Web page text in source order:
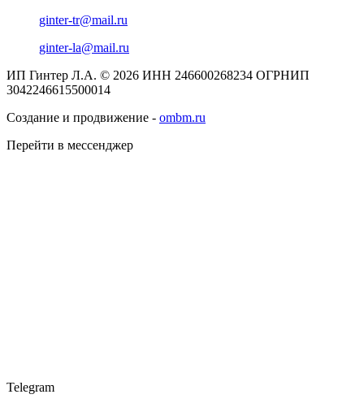
ginter-tr@mail.ru
ginter-la@mail.ru
ИП Гинтер Л.А. © 2026 ИНН 246600268234 ОГРНИП
3042246615500014
Создание и продвижение - ombm.ru
Перейти в мессенджер
Telegram